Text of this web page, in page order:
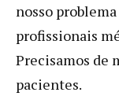
nosso
profissionais
Precisamos de
pacientes.